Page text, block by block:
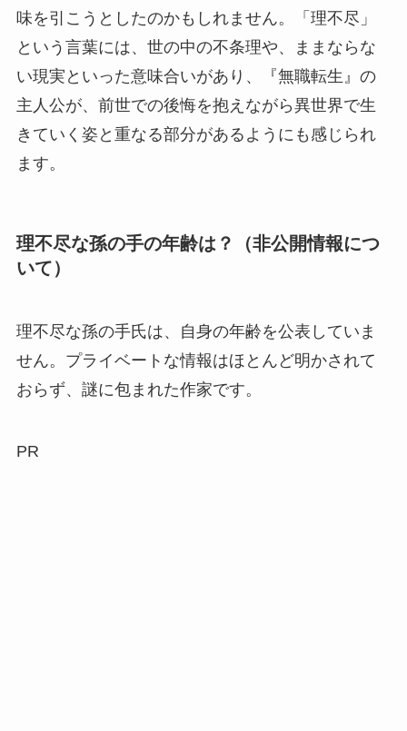
味を引こうとしたのかもしれません。「理不尽」
という言葉には、世の中の不条理や、ままならな
い現実といった意味合いがあり、『無職転生』の
主人公が、前世での後悔を抱えながら異世界で生
きていく姿と重なる部分があるようにも感じられ
ます。
理不尽な孫の手の年齢は？（非公開情報につ
いて）
理不尽な孫の手氏は、自身の年齢を公表していま
せん。プライベートな情報はほとんど明かされて
おらず、謎に包まれた作家です。
PR